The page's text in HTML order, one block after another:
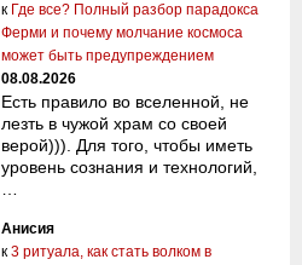
к Где все? Полный разбор парадокса
Ферми и почему молчание космоса
может быть предупреждением
08.08.2026
Есть правило во вселенной, не
лезть в чужой храм со своей
верой))). Для того, чтобы иметь
уровень сознания и технологий,
Анисия
к 3 ритуала, как стать волком в